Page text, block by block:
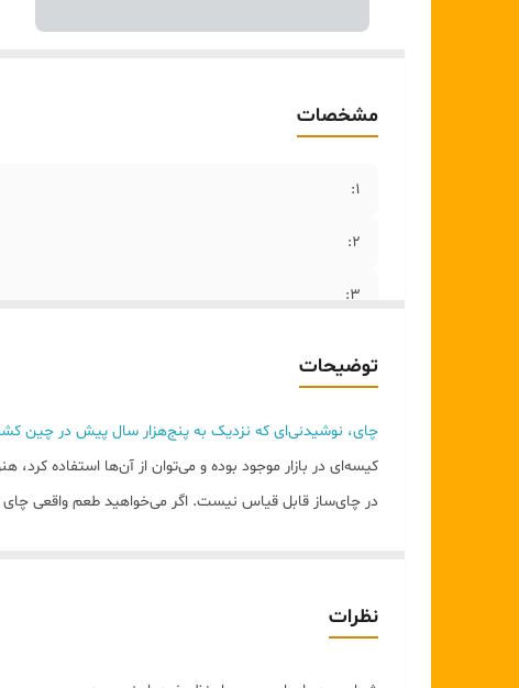
مشخصات
1:
۲:
۳:
توضیحات
چای، نوشیدنی‌ای که نزدیک به پنج‌هزار سال پیش در چین
کیسه‌ای در بازار موجود بوده و می‌توان از آن‌ها استفاده
در چای‌ساز قابل قیاس نیست. اگر می‌خواهید طعم واقعی
نظرات